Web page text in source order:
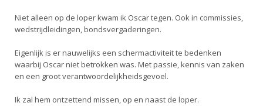
Niet alleen op de loper kwam ik Oscar tegen. Ook in commissies,
wedstrijdleidingen, bondsvergaderingen.
Eigenlijk is er nauwelijks een schermactiviteit te bedenken
waarbij Oscar niet betrokken was. Met passie, kennis van zaken
en een groot verantwoordelijkheidsgevoel.
Ik zal hem ontzettend missen, op en naast de loper.